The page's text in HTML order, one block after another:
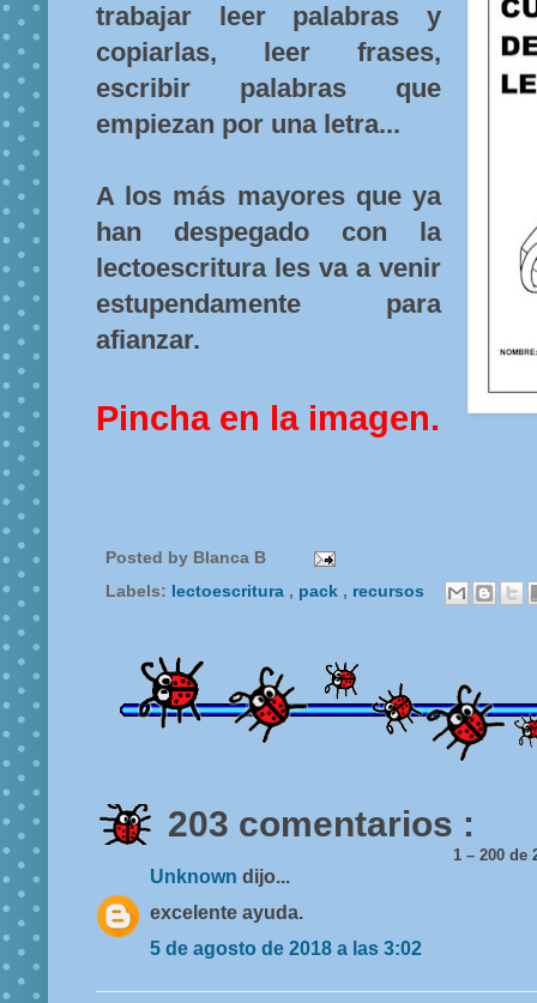
trabajar leer palabras y
copiarlas, leer frases,
escribir palabras que
empiezan por una letra...
A los más mayores que ya
han despegado con la
lectoescritura les va a venir
estupendamente para
afianzar.
Pincha en la imagen.
Posted by Blanca B
Labels: lectoescritura , pack , recursos
203 comentarios :
1 – 200
Unknown dijo...
excelente ayuda.
5 de agosto de 2018 a las 3:02